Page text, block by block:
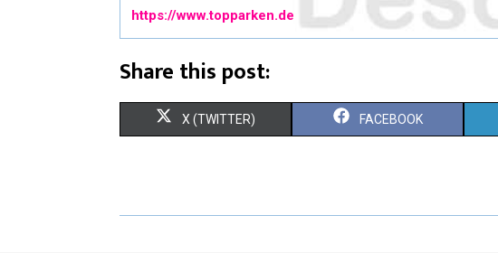
https://www.topparken.de
Share this post:
X (TWITTER) FACEBOOK